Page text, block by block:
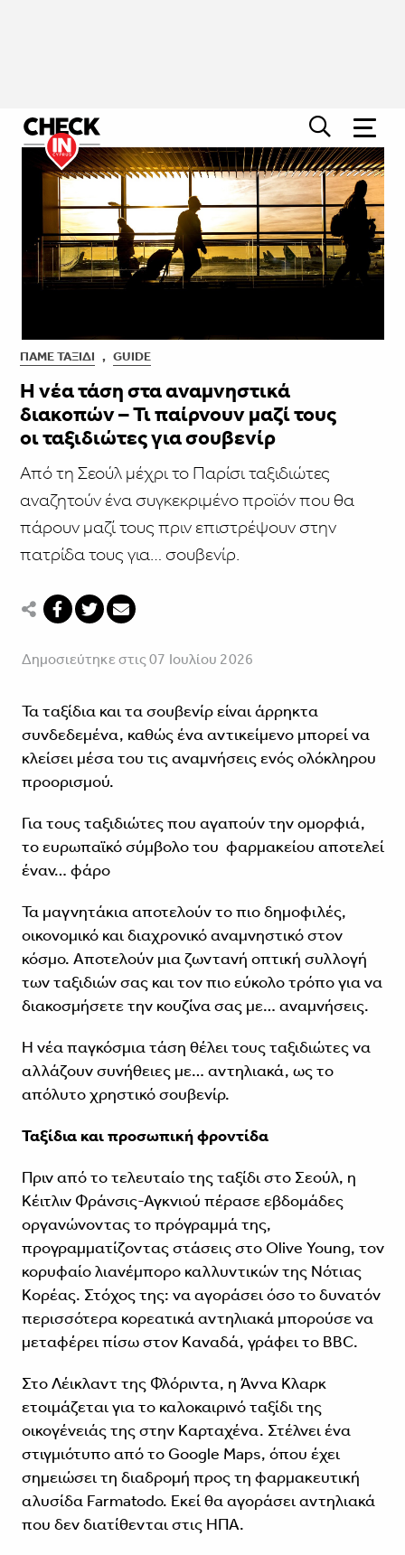
ΠΆΜΕ ΤΑΞΊΔΙ , GUIDE
Η νέα τάση στα αναμνηστικά
διακοπών – Τι παίρνουν μαζί τους
οι ταξιδιώτες για σουβενίρ
Από τη Σεούλ μέχρι το Παρίσι ταξιδιώτες
αναζητούν ένα συγκεκριμένο προϊόν που θα
πάρουν μαζί τους πριν επιστρέψουν στην
πατρίδα τους για… σουβενίρ.
Δημοσιεύτηκε στις 07 Ιουλίου 2026
Τα ταξίδια και τα σουβενίρ είναι άρρηκτα
συνδεδεμένα, καθώς ένα αντικείμενο μπορεί να
κλείσει μέσα του τις αναμνήσεις ενός ολόκληρου
προορισμού.
Για τους ταξιδιώτες που αγαπούν την ομορφιά,
το ευρωπαϊκό σύμβολο του φαρμακείου αποτελεί
έναν… φάρο
Τα μαγνητάκια αποτελούν το πιο δημοφιλές,
οικονομικό και διαχρονικό αναμνηστικό στον
κόσμο. Αποτελούν μια ζωντανή οπτική συλλογή
των ταξιδιών σας και τον πιο εύκολο τρόπο για να
διακοσμήσετε την κουζίνα σας με… αναμνήσεις.
Η νέα παγκόσμια τάση θέλει τους ταξιδιώτες να
αλλάζουν συνήθειες με… αντηλιακά, ως το
απόλυτο χρηστικό σουβενίρ.
Ταξίδια και προσωπική φροντίδα
Πριν από το τελευταίο της ταξίδι στο Σεούλ, η
Κέιτλιν Φράνσις-Αγκνιού πέρασε εβδομάδες
οργανώνοντας το πρόγραμμά της,
προγραμματίζοντας στάσεις στο Olive Young, τον
κορυφαίο λιανέμπορο καλλυντικών της Νότιας
Κορέας. Στόχος της: να αγοράσει όσο το δυνατόν
περισσότερα κορεατικά αντηλιακά μπορούσε να
μεταφέρει πίσω στον Καναδά, γράφει το BBC.
Στο Λέικλαντ της Φλόριντα, η Άννα Κλαρκ
ετοιμάζεται για το καλοκαιρινό ταξίδι της
οικογένειάς της στην Καρταχένα. Στέλνει ένα
στιγμιότυπο από το Google Maps, όπου έχει
σημειώσει τη διαδρομή προς τη φαρμακευτική
αλυσίδα Farmatodo. Εκεί θα αγοράσει αντηλιακά
που δεν διατίθενται στις ΗΠΑ.